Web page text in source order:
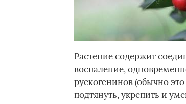
Растение содержит
воспаление,
рускогенинов (обычно
подтянуть, укрепить и